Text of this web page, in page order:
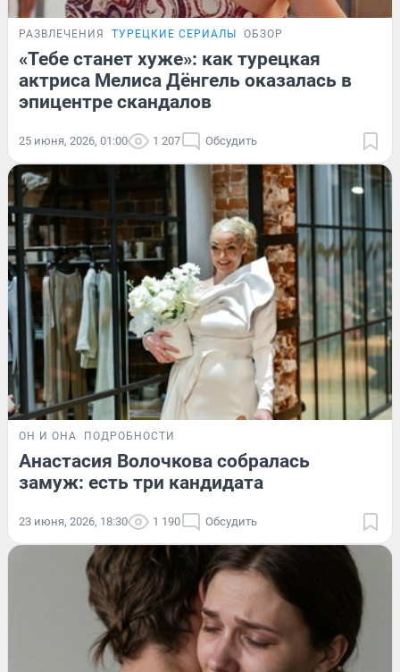
РАЗВЛЕЧЕНИЯ ТУРЕЦКИЕ СЕРИАЛЫ ОБЗОР
«Тебе станет хуже»: как турецкая
актриса Мелиса Дёнгель оказалась в
эпицентре скандалов
25 июня, 2026, 01:00 1 207 Обсудить
ОН И ОНА ПОДРОБНОСТИ
Анастасия Волочкова собралась
замуж: есть три кандидата
23 июня, 2026, 18:30 1 190 Обсудить